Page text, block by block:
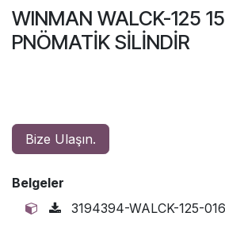
WINMAN WALCK-125
PNÖMATİK SİLİNDİR
Bize Ulaşın.
Belgeler
3194394-WALCK-125-